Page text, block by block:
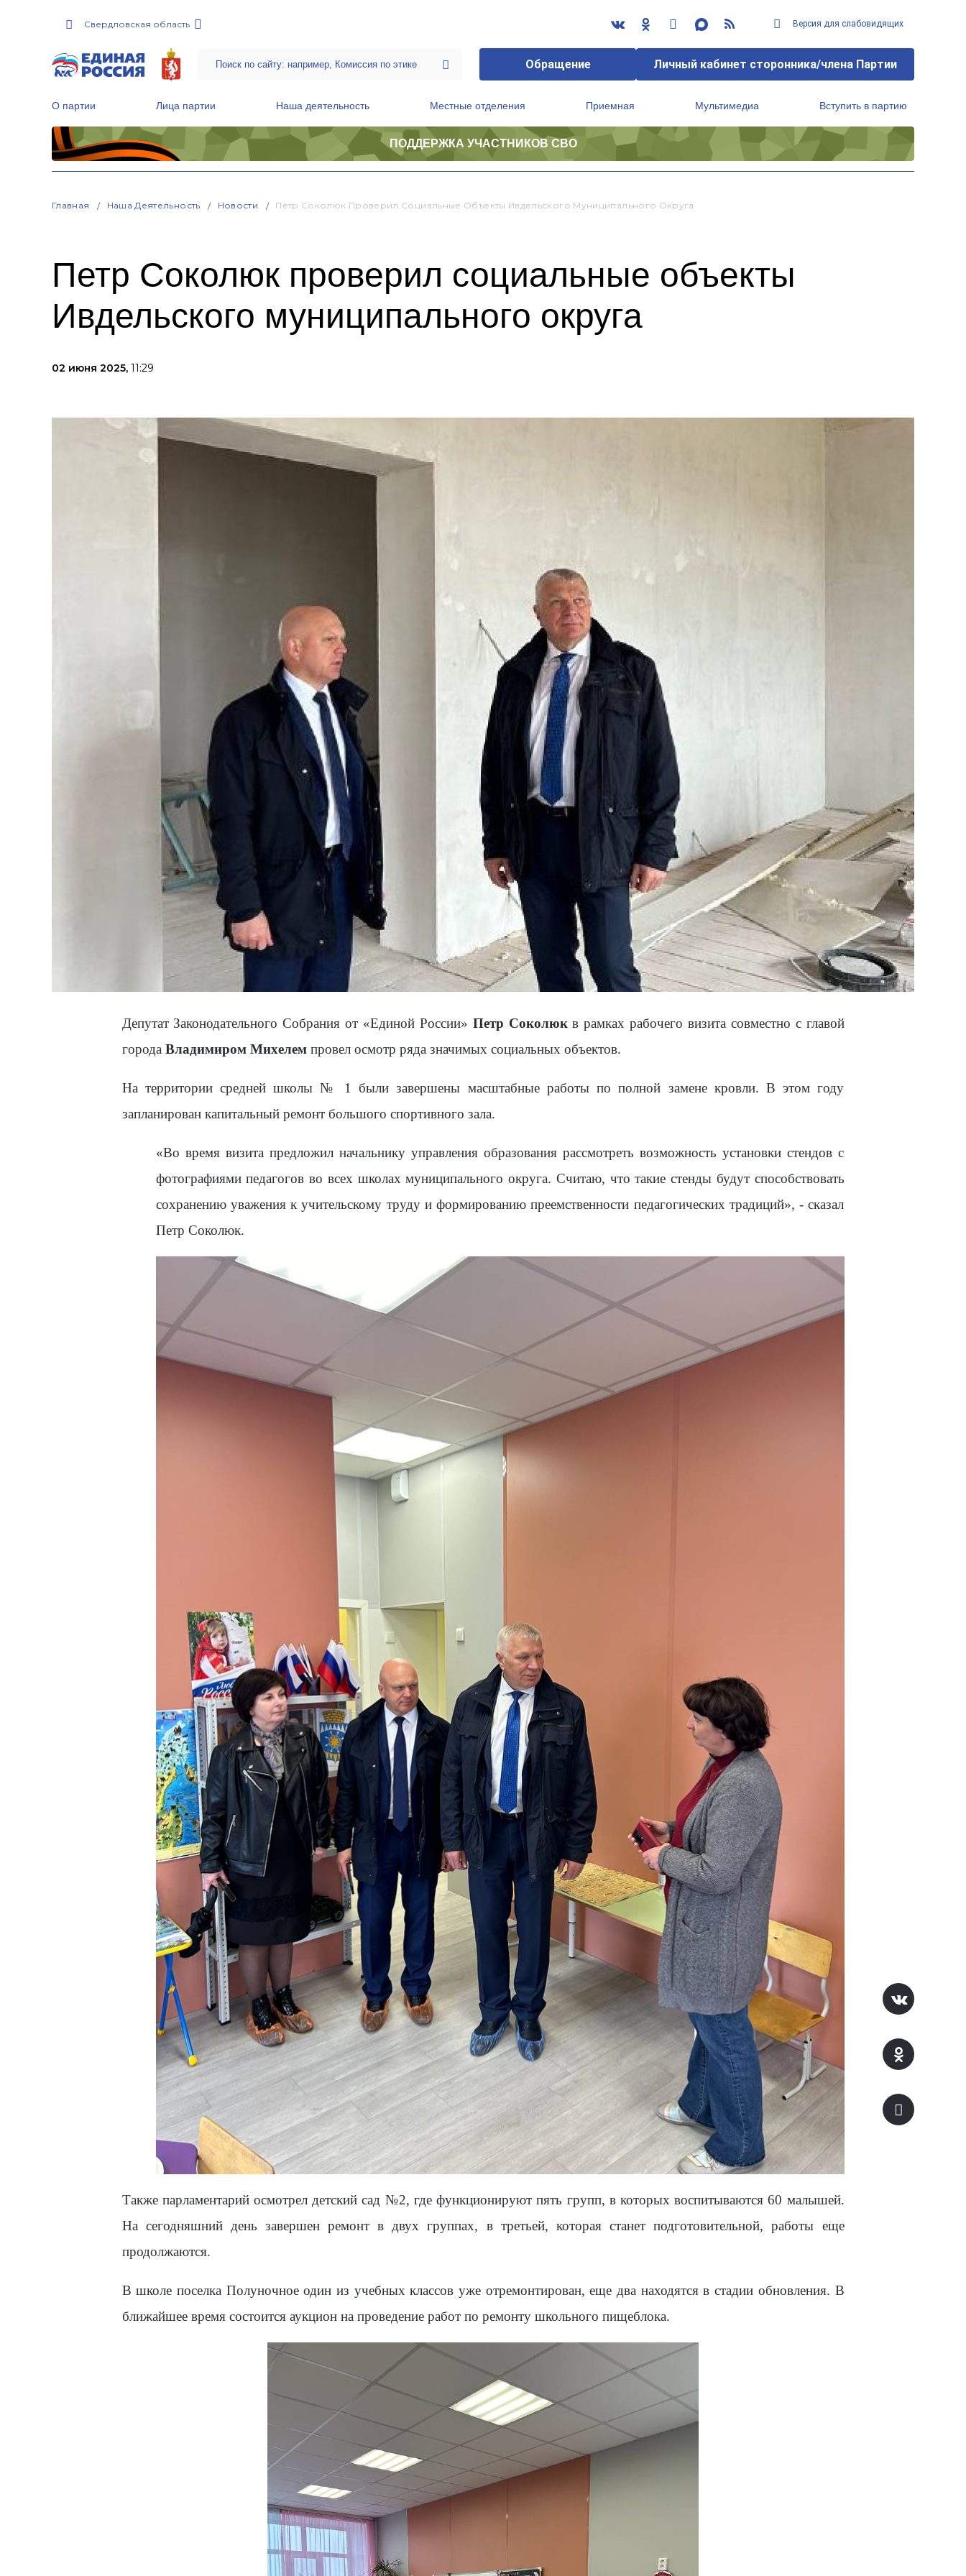
Свердловская область Версия для слабовидящих
Обращение Личный кабинет сторонника/члена Партии
О партии Лица партии Наша деятельность Местные отделения Приемная Мультимедиа Вступить в партию
ПОДДЕРЖКА УЧАСТНИКОВ СВО
Главная Наша Деятельность Новости Петр Соколюк Проверил Социальные Объекты Ивдельского Муниципального Округа
Петр Соколюк проверил социальные объекты
Ивдельского муниципального округа
02 июня 2025, 11:29
Депутат Законодательного Собрания от «Единой России» Петр Соколюкв рамках рабочего визита совместно с главой
города Владимиром Михелемпровел осмотр ряда значимых социальных объектов.
На территории средней школы № 1 были завершены масштабные работы по полной замене кровли. В этом году
запланирован капитальный ремонт большого спортивного зала.
«Во время визита предложил начальнику управления образования рассмотреть возможность установки стендов с
фотографиями педагогов во всех школах муниципального округа. Считаю, что такие стенды будут способствовать
сохранению уважения к учительскому труду и формированию преемственности педагогических традиций», - сказал
Петр Соколюк.
Также парламентарий осмотрел детский сад №2, где функционируют пять групп, в которых воспитываются 60 малышей.
На сегодняшний день завершен ремонт в двух группах, в третьей, которая станет подготовительной, работы еще
продолжаются.
В школе поселка Полуночное один из учебных классов уже отремонтирован, еще два находятся в стадии обновления. В
ближайшее время состоится аукцион на проведение работ по ремонту школьного пищеблока.